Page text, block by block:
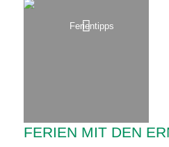
FERIEN MIT DEN